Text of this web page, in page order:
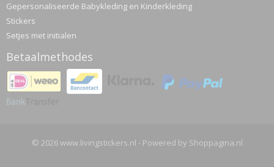
Gepersonaliseerde Babykleding en Kinderkleding
Stickers
Setjes met initialen
Betaalmethodes
© 2026 www.livingstickers.nl - Powered by Shoppagina.nl